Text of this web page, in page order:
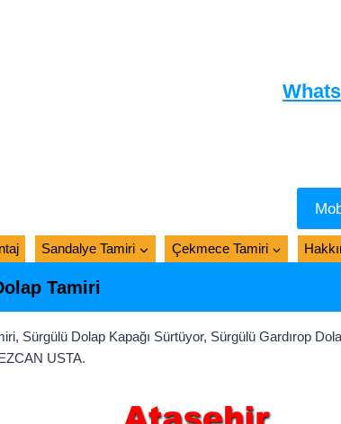
Sandalye Tamiri Çekmece Tamiri
Tamiri
Sürgülü Dolap Kapağı Sürtüyor, Sürgülü Gardırop
USTA.